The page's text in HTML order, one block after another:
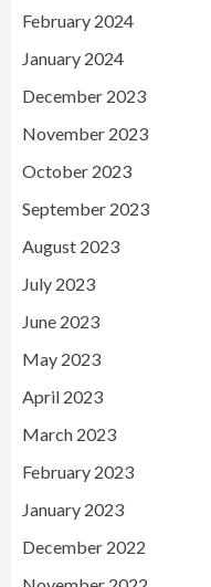
February 2024
January 2024
December 2023
November 2023
October 2023
September 2023
August 2023
July 2023
June 2023
May 2023
April 2023
March 2023
February 2023
January 2023
December 2022